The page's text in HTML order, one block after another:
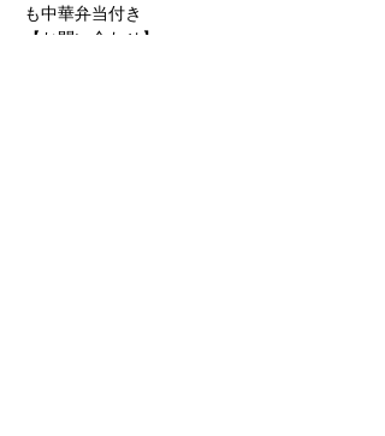
も中華弁当付き
【お問い合わせ】